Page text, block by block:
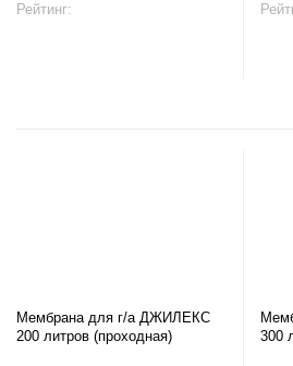
Рейтинг:
Мембрана для г/а ДЖИЛЕКС
200 литров (проходная)
300